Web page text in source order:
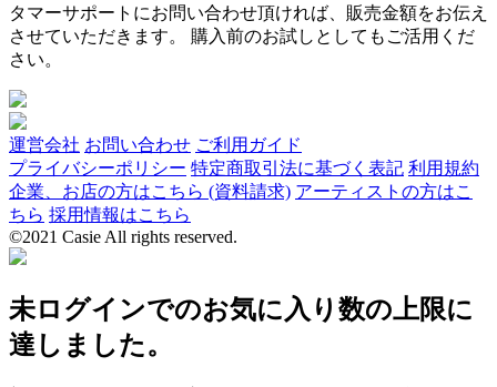
タマーサポートにお問い合わせ頂ければ、販売金額をお伝え
させていただきます。 購入前のお試しとしてもご活用くだ
さい。
運営会社 お問い合わせ ご利用ガイド
プライバシーポリシー 特定商取引法に基づく表記 利用規約
企業、お店の方はこちら (資料請求) アーティストの方はこ
ちら 採用情報はこちら
©2021 Casie All rights reserved.
未ログインでのお気に入り数の上限に
達しました。